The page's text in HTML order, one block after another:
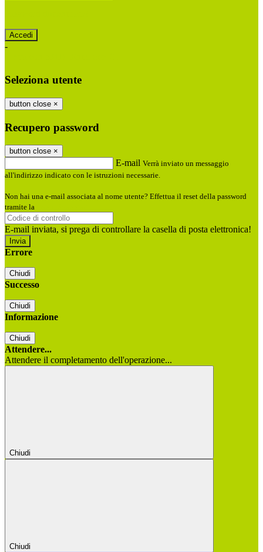
-
Seleziona utente
button close ×
Recupero password
button close ×
E-mail Verrà inviato un messaggio
all'indirizzo indicato con le istruzioni necessarie.
Non hai una e-mail associata al nome utente? Effettua il reset della password
tramite la
E-mail inviata, si prega di controllare la casella di posta elettronica!
Errore
Chiudi
Successo
Chiudi
Informazione
Chiudi
Attendere...
Attendere il completamento dell'operazione...
Chiudi
Chiudi